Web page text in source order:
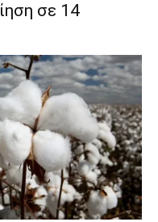
σε 14